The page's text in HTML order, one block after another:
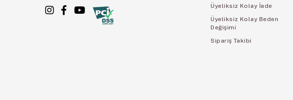
Üyeliksiz Kolay İade
Üyeliksiz Kolay Beden
Değişimi
Sipariş Takibi